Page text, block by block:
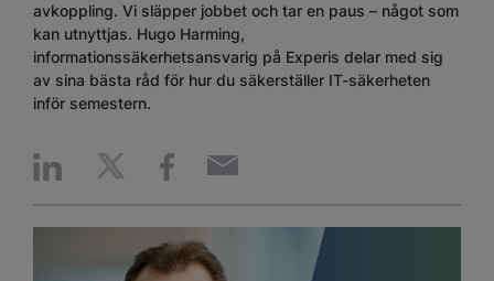
avkoppling. Vi släpper jobbet och tar en paus – något som
kan utnyttjas. Hugo Harming,
informationssäkerhetsansvarig på Experis delar med sig
av sina bästa råd för hur du säkerställer IT-säkerheten
inför semestern.